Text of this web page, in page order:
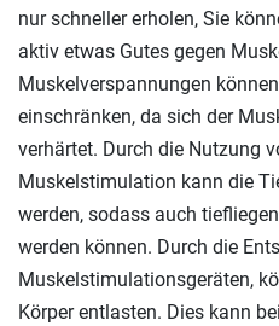
nur schneller erholen, Sie
aktiv etwas Gutes gegen
Muskelverspannungen
einschränken, da sich der
verhärtet. Durch die Nutzung
Muskelstimulation kann die
werden, sodass auch
werden können. Durch die
Muskelstimulationsgeräten,
Körper entlasten. Dies kann